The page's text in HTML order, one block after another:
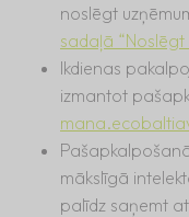
noslēgt
sadaļā “Noslēgt
Ikdienas
izmantot
mākslīgā
palīdz saņemt